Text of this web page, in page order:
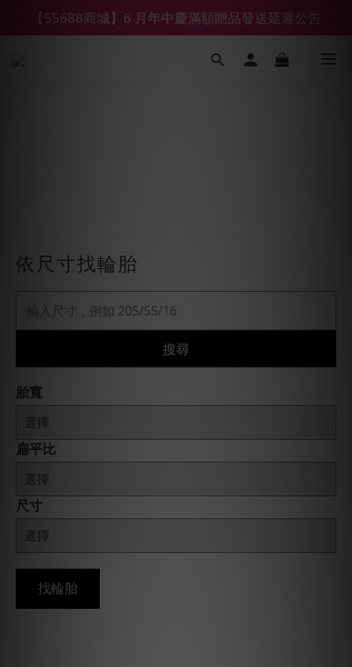
【鑽石熊/金熊新客首購限定】優惠搭車金
【55688商城】6 月年中慶滿額贈品發送延遲公告
【鑽石熊/金熊新客首購限定】優惠搭車金
依尺寸找輪胎
搜尋
胎寬
扁平比
尺寸
找輪胎